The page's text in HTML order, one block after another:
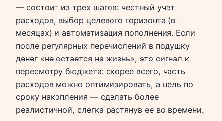
— состоит из трех шагов: честный учет
расходов, выбор целевого горизонта (в
месяцах) и автоматизация пополнения. Если
после регулярных перечислений в подушку
денег «не остается на жизнь», это сигнал к
пересмотру бюджета: скорее всего, часть
расходов можно оптимизировать, а цель по
сроку накопления — сделать более
реалистичной, слегка растянув ее во времени.